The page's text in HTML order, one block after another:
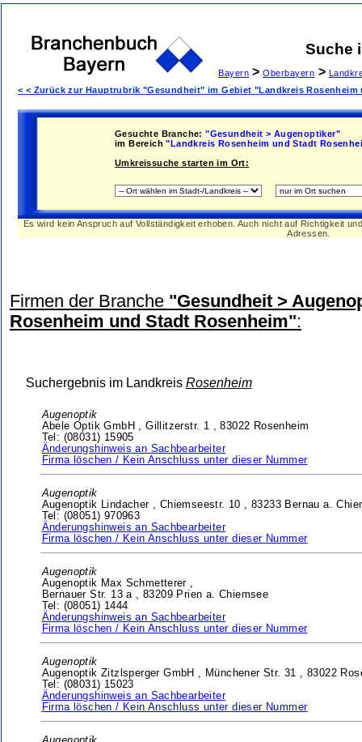
Suche
Bayern > Oberbayern >
< < Zurück zur Hauptrubrik "Gesundheit" im Gebiet "Landkreis Rosenheim
Gesuchte Branche: "Gesundheit > Augenoptiker"
im Bereich "Landkreis Rosenheim und Stadt
Umkreissuche starten im Ort:
Es wird kein Anspruch auf Vollständigkeit erhoben. Auch nicht auf Richtigkeit
Adressen.
Firmen der Branche "Gesundheit >
Rosenheim und Stadt Rosenheim":
Suchergebnis im Landkreis Rosenheim
Augenoptik
Abele Optik GmbH ,Gillitzerstr. 1 ,83022 Rosenheim
Tel: (08031) 15905
Änderungshinweis an Sachbearbeiter
Firma löschen / Kein Anschluss unter dieser Nummer
Augenoptik
Augenoptik Lindacher , Chiemseestr. 10 , 83233 Bernau a.
Tel: (08051) 970963
Änderungshinweis an Sachbearbeiter
Firma löschen / Kein Anschluss unter dieser Nummer
Augenoptik
Augenoptik Max Schmetterer ,
Bernauer Str. 13 a , 83209 Prien a. Chiemsee
Tel: (08051) 1444
Änderungshinweis an Sachbearbeiter
Firma löschen / Kein Anschluss unter dieser Nummer
Augenoptik
Augenoptik Zitzlsperger GmbH , Münchener Str. 31 , 83022
Tel: (08031) 15023
Änderungshinweis an Sachbearbeiter
Firma löschen / Kein Anschluss unter dieser Nummer